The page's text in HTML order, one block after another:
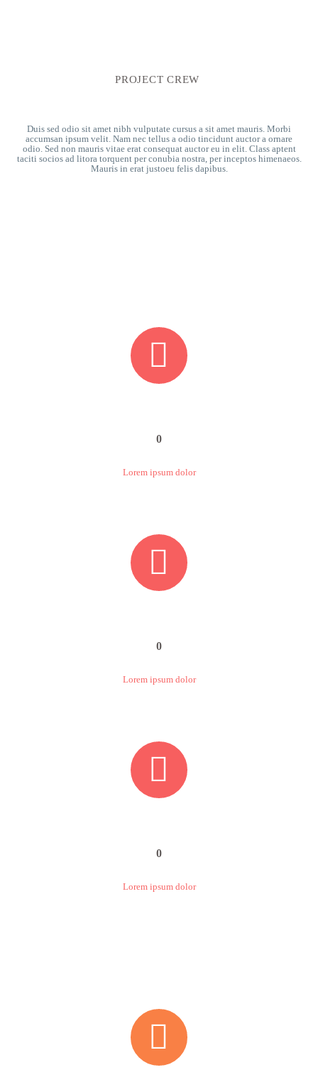
PROJECT CREW
Duis sed odio sit amet nibh vulputate cursus a sit amet mauris. Morbi
accumsan ipsum velit. Nam nec tellus a odio tincidunt auctor a ornare
odio. Sed non mauris vitae erat consequat auctor eu in elit. Class aptent
taciti socios ad litora torquent per conubia nostra, per inceptos himenaeos.
Mauris in erat justoeu felis dapibus.


0
Lorem ipsum dolor


0
Lorem ipsum dolor


0
Lorem ipsum dolor

